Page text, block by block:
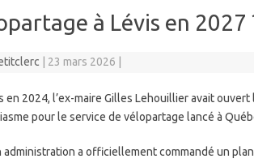
à Lévis en 2027
23 mars 2026
en 2024, l’ex-maire Gilles Lehouillier avait ouvert
pour le service de vélopartage lancé à
administration a officiellement commandé un plan